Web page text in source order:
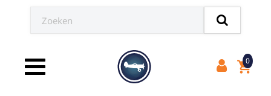
Toggle navigation shopping_cart
0